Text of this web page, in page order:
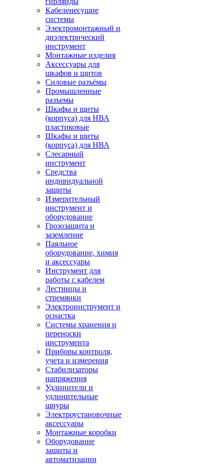
Кабеленесущие
системы
Электромонтажный и
диэлектрический
инструмент
Монтажные изделия
Аксессуары для
шкафов и щитов
Силовые разъёмы
Промышленные
разъемы
Шкафы и щиты
(корпуса) для НВА
пластиковые
Шкафы и щиты
(корпуса) для НВА
Слесарный
инструмент
Средства
индивидуальной
защиты
Измерительный
инструмент и
оборудование
Грозозащита и
заземление
Паяльное
оборудование, химия
и аксессуары
Инструмент для
работы с кабелем
Лестницы и
стремянки
Электроинструмент и
оснастка
Системы хранения и
переноски
инструмента
Приборы контроля,
учета и измерения
Стабилизаторы
напряжения
Удлинители и
удлинительные
шнуры
Электроустановочные
аксессуары
Монтажные коробки
Оборудование
защиты и
автоматизации